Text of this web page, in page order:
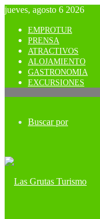
jueves, agosto 6 2026
EMPROTUR
PRENSA
ATRACTIVOS
ALOJAMIENTO
GASTRONOMIA
EXCURSIONES
Buscar por